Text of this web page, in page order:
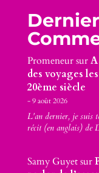
Promeneursur
des voyages
20ème siècle
9 août 2026
L'an dernier, je suis
récit (en anglais)
Samy Guyetsur